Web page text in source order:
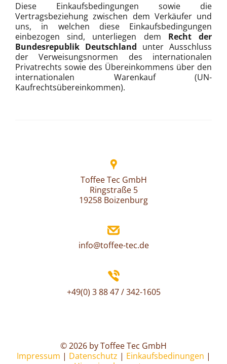
Diese Einkaufsbedingungen sowie die
Vertragsbeziehung zwischen dem Verkäufer und
uns, in welchen diese Einkaufsbedingungen
einbezogen sind, unterliegen dem Recht der
Bundesrepublik Deutschland unter Ausschluss
der Verweisungsnormen des internationalen
Privatrechts sowie des Übereinkommens über den
internationalen Warenkauf (UN-
Kaufrechtsübereinkommen).
Toffee Tec GmbH
Ringstraße 5
19258 Boizenburg
info@toffee-tec.de
+49(0) 3 88 47 / 342-1605
© 2026 by Toffee Tec GmbH
Impressum | Datenschutz | Einkaufsbedinungen |